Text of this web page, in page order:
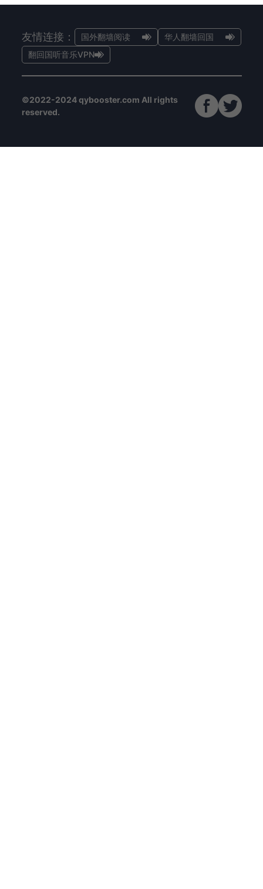
友情连接： 国外翻墙阅读
华人翻墙回国
翻回国听音乐VPN
©2022-2024 qybooster.com All rights
reserved.